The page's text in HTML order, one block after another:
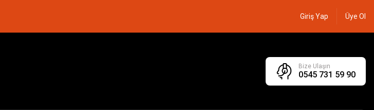
Giriş Yap Üye Ol
Bize Ulaşın
0545 731 59 90